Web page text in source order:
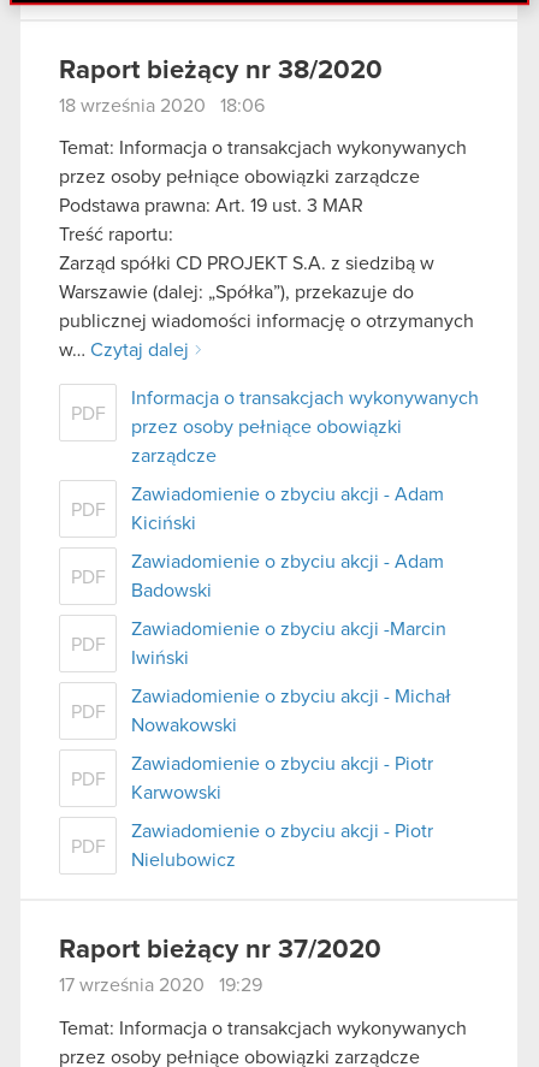
danymi otrzymanymi od Ciebie lub uzyskanymi
korzystanie z naszej witryny, zgadasz się na
używanie plików cookie.
Raport bieżący nr 38/2020
18 września 2020 18:06
Temat: Informacja o transakcjach wykonywanych
przez osoby pełniące obowiązki zarządcze
Podstawa prawna: Art. 19 ust. 3 MAR
Treść raportu:
Zarząd spółki CD PROJEKT S.A. z siedzibą w
Warszawie (dalej: „Spółka”), przekazuje do
publicznej wiadomości informację o otrzymanych
w… Czytaj dalej
PDF
Informacja o transakcjach wykonywanych
przez osoby pełniące obowiązki
zarządcze
PDF
Zawiadomienie o zbyciu akcji - Adam
Kiciński
PDF
Zawiadomienie o zbyciu akcji - Adam
Badowski
PDF
Zawiadomienie o zbyciu akcji -Marcin
Iwiński
PDF
Zawiadomienie o zbyciu akcji - Michał
Nowakowski
PDF
Zawiadomienie o zbyciu akcji - Piotr
Karwowski
PDF
Zawiadomienie o zbyciu akcji - Piotr
Nielubowicz
Raport bieżący nr 37/2020
17 września 2020 19:29
Temat: Informacja o transakcjach wykonywanych
przez osoby pełniące obowiązki zarządcze